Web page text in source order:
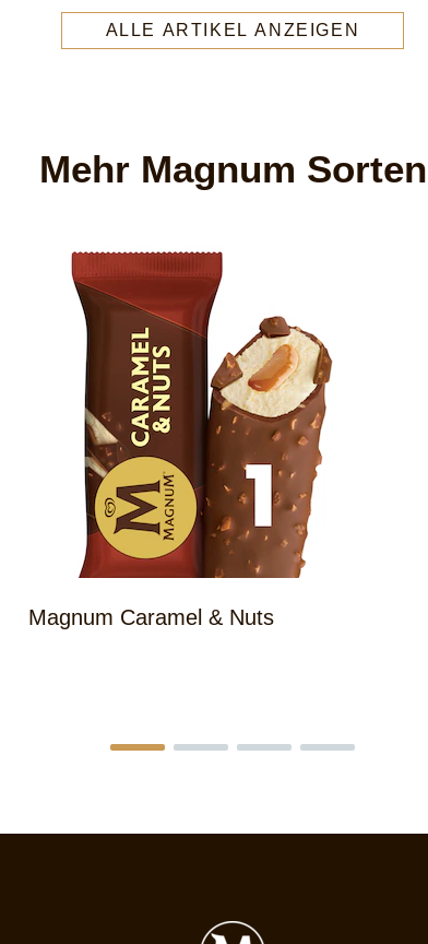
ALLE ARTIKEL ANZEIGEN
Mehr Magnum Sorten
Magnum Caramel & Nuts